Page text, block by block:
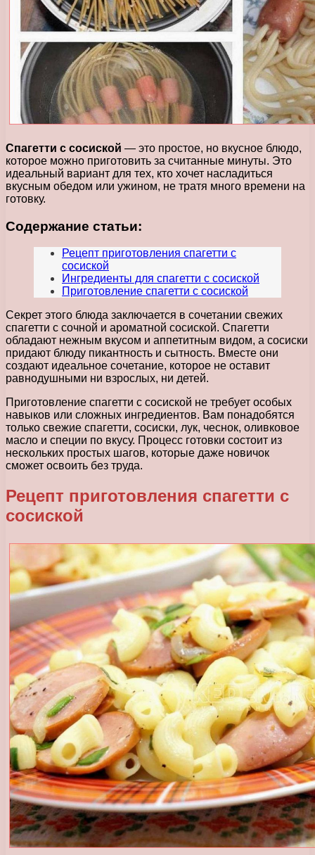
Спагетти с сосиской — это простое, но вкусное блюдо,
которое можно приготовить за считанные минуты. Это
идеальный вариант для тех, кто хочет насладиться
вкусным обедом или ужином, не тратя много времени на
готовку.
Содержание статьи:
Рецепт приготовления спагетти с
сосиской
Ингредиенты для спагетти с сосиской
Приготовление спагетти с сосиской
Секрет этого блюда заключается в сочетании свежих
спагетти с сочной и ароматной сосиской. Спагетти
обладают нежным вкусом и аппетитным видом, а сосиски
придают блюду пикантность и сытность. Вместе они
создают идеальное сочетание, которое не оставит
равнодушными ни взрослых, ни детей.
Приготовление спагетти с сосиской не требует особых
навыков или сложных ингредиентов. Вам понадобятся
только свежие спагетти, сосиски, лук, чеснок, оливковое
масло и специи по вкусу. Процесс готовки состоит из
нескольких простых шагов, которые даже новичок
сможет освоить без труда.
Рецепт приготовления спагетти с
сосиской